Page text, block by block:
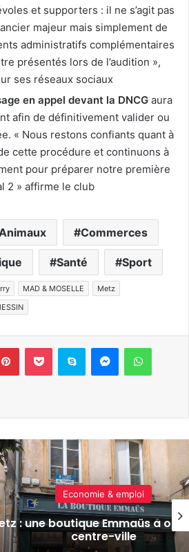
et supporters : il ne s’agit pas
majeur mais simplement de
administratifs complémentaires
présentés lors de l’audition »,
ses réseaux sociaux
en appel devant la DNCG aura
afin de définitivement valider ou
« Nous restons confiants quant à
cette procédure et continuons à
pour préparer notre première
2 » affirme le club
Animaux Commerces
Santé Sport
MAD & MOSELLE
Metz
PinterestPocket Skype Messenger
Sports & loisirs
Trail de la Ballastière 2026 à
Hagondange : date, parcours,
inscriptions